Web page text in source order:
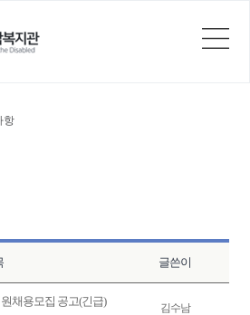
항
글쓴이
채용모집 공고(긴급) 김수남